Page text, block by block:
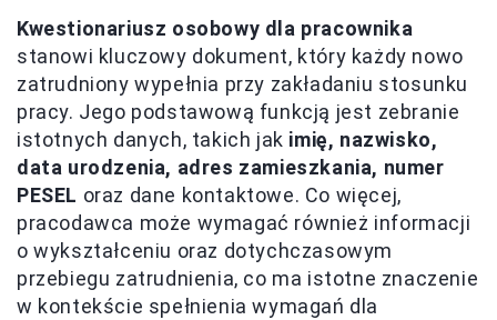
Kwestionariusz osobowy dla pracownika
stanowi kluczowy dokument, który każdy nowo
zatrudniony wypełnia przy zakładaniu stosunku
pracy. Jego podstawową funkcją jest zebranie
istotnych danych, takich jak imię, nazwisko,
data urodzenia, adres zamieszkania, numer
PESEL oraz dane kontaktowe. Co więcej,
pracodawca może wymagać również informacji
o wykształceniu oraz dotychczasowym
przebiegu zatrudnienia, co ma istotne znaczenie
w kontekście spełnienia wymagań dla